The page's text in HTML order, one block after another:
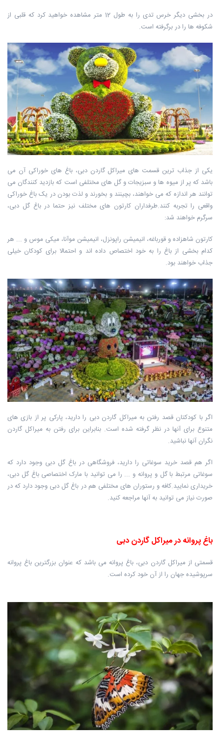
در بخشی دیگر خرس تدی را به طول 12 متر مشاهده خواهید کرد که قلبی از
شکوفه ها را در برگرفته است.
یکی از جذاب ترین قسمت های میراکل گاردن دبی، باغ های خوراکی آن می
باشد که پر از میوه ها و سبزیجات و گل های مختلفی است که بازدید کنندگان می
توانند هر اندازه که می خواهند، بچینند و بخورند و لذت بودن در یک باغ خوراکی
واقعی را تجربه کنند.طرفداران کارتون های مختلف نیز حتما در باغ گل دبی،
سرگرم خواهند شد:
کارتون شاهزاده و قورباغه، انیمیشن راپونزل، انیمیشن موآنا، میکی موس و ... هر
کدام بخشی از باغ را به خود اختصاص داده اند و احتمالا برای کودکان خیلی
جذاب خواهند بود.
اگر با کودکتان قصد رفتن به میراکل گاردن دبی را دارید، پارکی پر از بازی های
متنوع برای آنها در نظر گرفته شده است. بنابراین برای رفتن به میراکل گاردن
نگران آنها نباشید.
اگر هم قصد خرید سوغاتی را دارید، فروشگاهی در باغ گل دبی وجود دارد که
سوغاتی مرتبط با گل و پروانه و ... را می توانید با مارک اختصاصی باغ گل دبی،
خریداری نمایید.کافه و رستوران های مختلفی هم در باغ گل دبی وجود دارد که در
صورت نیاز می توانید به آنها مراجعه کنید.
باغ پروانه در میراکل گاردن دبی
قسمتی از میراکل گاردن دبی، باغ پروانه می باشد که عنوان بزرگترین باغ پروانه
سرپوشیده جهان را از آن خود کرده است.